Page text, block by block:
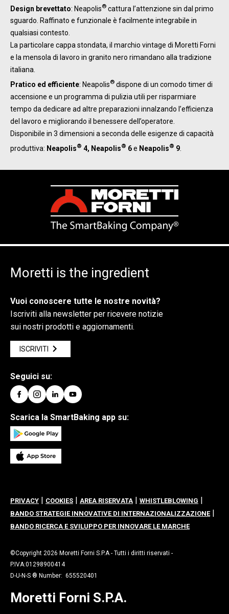
Design brevettato: Neapolis® cattura l’attenzione sin dal primo
sguardo. Raffinato e funzionale è facilmente integrabile in
qualsiasi contesto.
La particolare cappa stondata, il marchio vintage di Moretti Forni
e la mensola di lavoro in granito nero rimandano alla tradizione
italiana.
Pratico ed efficiente: Neapolis® dispone di un comodo timer di
accensione e un programma di pulizia utili per risparmiare
tempo da dedicare ad altre preparazioni innalzando l’efficienza
del lavoro e migliorando il benessere dell’operatore.
Disponibile in 3 dimensioni a seconda delle esigenze di capacità
produttiva: Neapolis® 4, Neapolis® 6e Neapolis® 9
Moretti is the ingredient
Vuoi conoscere tutte le nostre novità?
Iscriviti alla newsletter per ricevere notizie
sui nostri prodotti e aggiornamenti.
ISCRIVITI
Seguici su:
Scarica la SmartBaking app su:
PRIVACY | COOKIES | AREA RISERVATA | WHISTLEBLOWING |
BANDO STRATEGIE INNOVATIVE DI INTERNAZIONALIZZAZIONE |
BANDO RICERCA E SVILUPPO PER INNOVARE LE MARCHE
©Copyright 2026 Moretti Forni S.P.A - Tutti i diritti riservati -
P.IVA:01298900414
D-U-N-S ® Number: 655520401
Moretti Forni S.P.A.